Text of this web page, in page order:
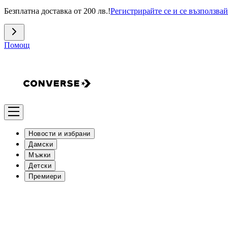
Безплатна доставка от 200 лв.!Регистрирайте се и се
Помощ
Новости и избрани
Дамски
Мъжки
Детски
Премиери